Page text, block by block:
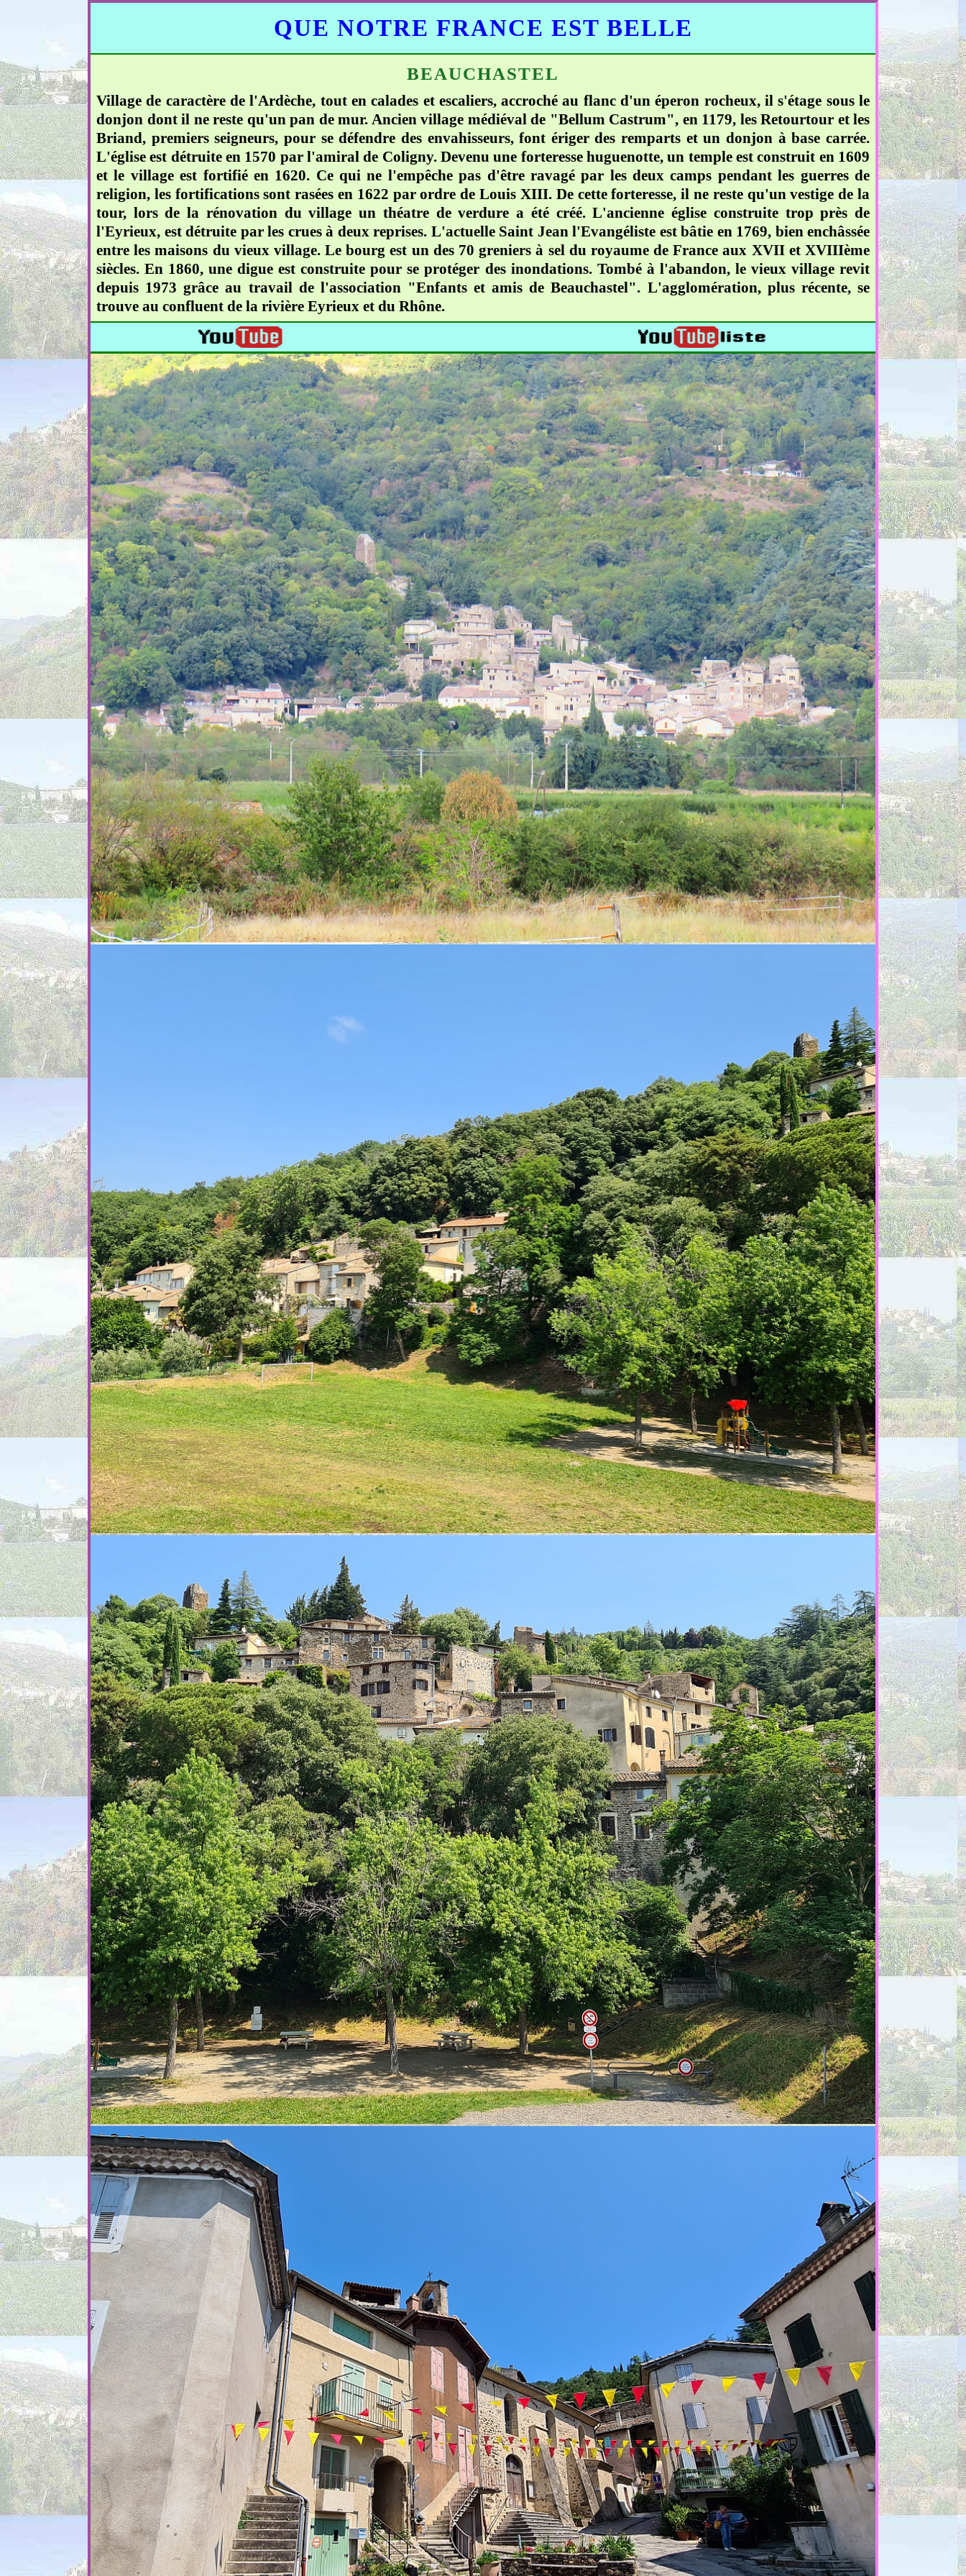
QUE NOTRE FRANCE EST BELLE
BEAUCHASTEL
Village de caractère de l'Ardèche, tout en calades et escaliers, accroché au flanc d'un éperon rocheux, il s'étage sous le
donjon dont il ne reste qu'un pan de mur. Ancien village médiéval de "Bellum Castrum", en 1179, les Retourtour et les
Briand, premiers seigneurs, pour se défendre des envahisseurs, font ériger des remparts et un donjon à base carrée.
L'église est détruite en 1570 par l'amiral de Coligny. Devenu une forteresse huguenotte, un temple est construit en 1609
et le village est fortifié en 1620. Ce qui ne l'empêche pas d'être ravagé par les deux camps pendant les guerres de
religion, les fortifications sont rasées en 1622 par ordre de Louis XIII. De cette forteresse, il ne reste qu'un vestige de la
tour, lors de la rénovation du village un théatre de verdure a été créé. L'ancienne église construite trop près de
l'Eyrieux, est détruite par les crues à deux reprises. L'actuelle Saint Jean l'Evangéliste est bâtie en 1769, bien enchâssée
entre les maisons du vieux village. Le bourg est un des 70 greniers à sel du royaume de France aux XVII et XVIIIème
siècles. En 1860, une digue est construite pour se protéger des inondations. Tombé à l'abandon, le vieux village revit
depuis 1973 grâce au travail de l'association "Enfants et amis de Beauchastel". L'agglomération, plus récente, se
trouve au confluent de la rivière Eyrieux et du Rhône.